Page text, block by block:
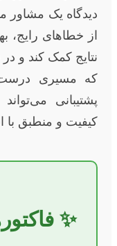
دیدگاه یک مشاور
از خطاهای رایج،
نتایج کمک کند و
که مسیری
پشتیبانی
کیفیت و منطبق با
✨